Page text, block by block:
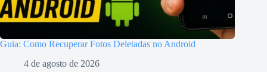
Guia: Como Recuperar Fotos Deletadas no Android
4 de agosto de 2026